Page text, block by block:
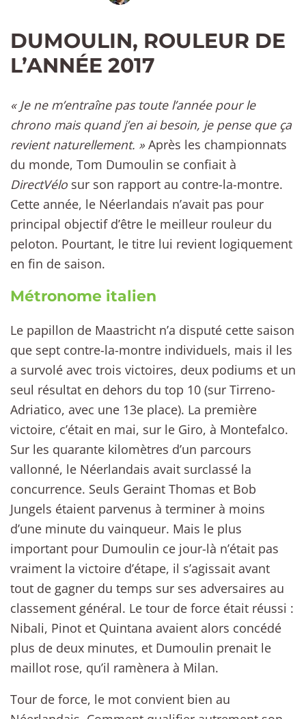
DUMOULIN, ROULEUR DE
L’ANNÉE 2017
« Je ne m’entraîne pas toute l’année pour le
chrono mais quand j’en ai besoin, je pense que ça
revient naturellement. » Après les championnats
du monde, Tom Dumoulin se confiait à
DirectVélo sur son rapport au contre-la-montre.
Cette année, le Néerlandais n’avait pas pour
principal objectif d’être le meilleur rouleur du
peloton. Pourtant, le titre lui revient logiquement
en fin de saison.
Métronome italien
Le papillon de Maastricht n’a disputé cette saison
que sept contre-la-montre individuels, mais il les
a survolé avec trois victoires, deux podiums et un
seul résultat en dehors du top 10 (sur Tirreno-
Adriatico, avec une 13e place). La première
victoire, c’était en mai, sur le Giro, à Montefalco.
Sur les quarante kilomètres d’un parcours
vallonné, le Néerlandais avait surclassé la
concurrence. Seuls Geraint Thomas et Bob
Jungels étaient parvenus à terminer à moins
d’une minute du vainqueur. Mais le plus
important pour Dumoulin ce jour-là n’était pas
vraiment la victoire d’étape, il s’agissait avant
tout de gagner du temps sur ses adversaires au
classement général. Le tour de force était réussi :
Nibali, Pinot et Quintana avaient alors concédé
plus de deux minutes, et Dumoulin prenait le
maillot rose, qu’il ramènera à Milan.
Tour de force, le mot convient bien au